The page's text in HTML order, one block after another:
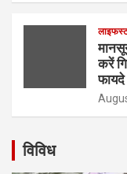
करें
फायदे
विविध